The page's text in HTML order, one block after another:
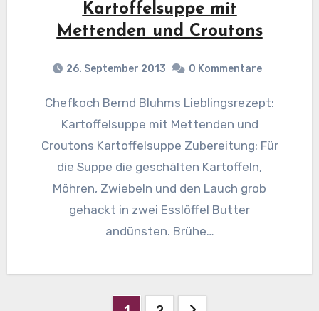
Kartoffelsuppe mit
Mettenden und Croutons
26. September 2013 0 Kommentare
Chefkoch Bernd Bluhms Lieblingsrezept:
Kartoffelsuppe mit Mettenden und
Croutons Kartoffelsuppe Zubereitung: Für
die Suppe die geschälten Kartoffeln,
Möhren, Zwiebeln und den Lauch grob
gehackt in zwei Esslöffel Butter
andünsten. Brühe…